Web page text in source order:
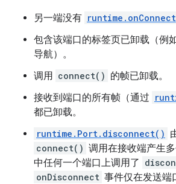
另一端没有 runtime.onConnect
包含该端口的标签页已卸载（例
导航）。
调用 connect() 的帧已卸载。
接收到端口的所有帧（通过
都已卸载。
runtime.Port.disconnect()
connect() 调用在接收端产生
中任何一个端口上调用了
onDisconnect 事件仅在发送端